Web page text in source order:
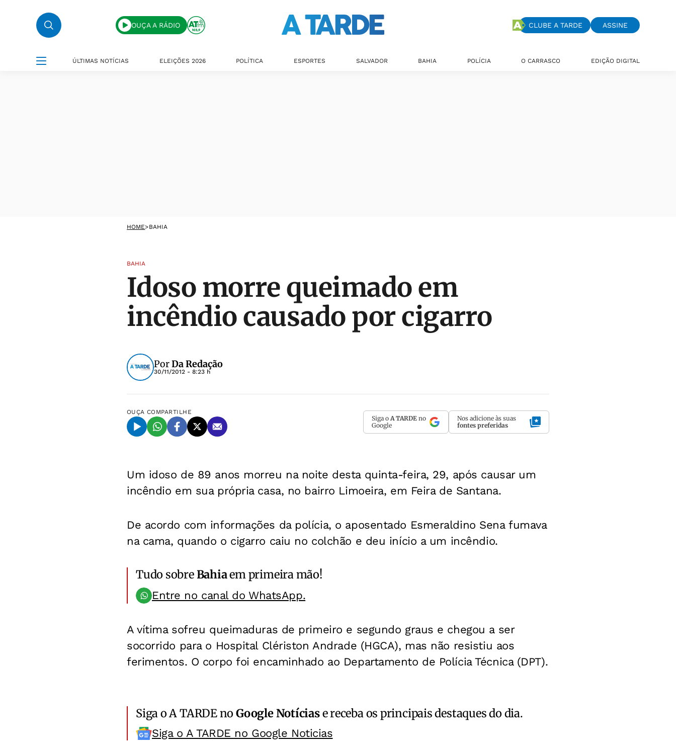
OUÇA A RÁDIO CLUBE A TARDE ASSINE
ÚLTIMAS NOTÍCIAS ELEIÇÕES 2026 POLÍTICA ESPORTES SALVADOR BAHIA POLÍCIA O CARRASCO EDIÇÃO DIGITAL
HOME>BAHIA
BAHIA
Idoso morre queimado em
incêndio causado por cigarro
PorDa Redação
30/11/2012 - 8:23 h
OUÇA COMPARTILHE
Siga o A TARDE no
Google
Nos adicione às suas
fontes preferidas
Um idoso de 89 anos morreu na noite desta quinta-feira, 29, após causar um
incêndio em sua própria casa, no bairro Limoeira, em Feira de Santana.
De acordo com informações da polícia, o aposentado Esmeraldino Sena fumava
na cama, quando o cigarro caiu no colchão e deu início a um incêndio.
Tudo sobreBahiaem primeira mão!
Entre no canal do WhatsApp.
A vítima sofreu queimaduras de primeiro e segundo graus e chegou a ser
socorrido para o Hospital Clériston Andrade (HGCA), mas não resistiu aos
ferimentos. O corpo foi encaminhado ao Departamento de Polícia Técnica (DPT).
Siga o A TARDE noGoogle Notíciase receba os principais destaques do dia.
Siga o A TARDE no Google Noticias